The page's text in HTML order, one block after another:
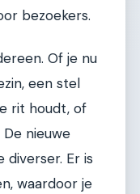
bezoekers.
Of je nu
een stel
rit houdt, of
nieuwe
Er is
waardoor je